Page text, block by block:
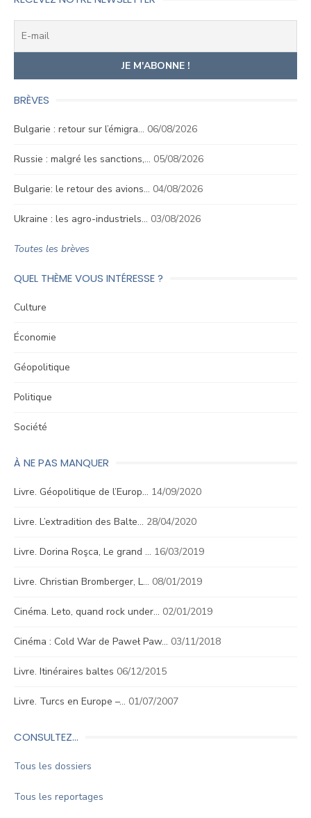
BRÈVES
Bulgarie : retour sur l’émigra… 06/08/2026
Russie : malgré les sanctions,… 05/08/2026
Bulgarie: le retour des avions… 04/08/2026
Ukraine : les agro-industriels… 03/08/2026
Toutes les brèves
QUEL THÈME VOUS INTÉRESSE ?
Culture
Économie
Géopolitique
Politique
Société
À NE PAS MANQUER
Livre. Géopolitique de l’Europ… 14/09/2020
Livre. L’extradition des Balte… 28/04/2020
Livre. Dorina Roşca, Le grand … 16/03/2019
Livre. Christian Bromberger, L… 08/01/2019
Cinéma. Leto, quand rock under… 02/01/2019
Cinéma : Cold War de Paweł Paw… 03/11/2018
Livre. Itinéraires baltes 06/12/2015
Livre. Turcs en Europe –… 01/07/2007
CONSULTEZ…
Tous les dossiers
Tous les reportages